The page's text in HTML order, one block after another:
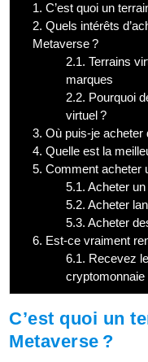
1. C’est quoi un
2. Quels intérêts
Metaverse ?
2.1. Terrains
marques
2.2. Pourquoi
virtuel ?
3. Où puis-je acheter
4. Quelle est la
5. Comment acheter
5.1. Acheter
5.2. Acheter
5.3. Acheter
6. Est-ce vraiment
6.1. Recevez
C’est quoi un
Metaverse ?